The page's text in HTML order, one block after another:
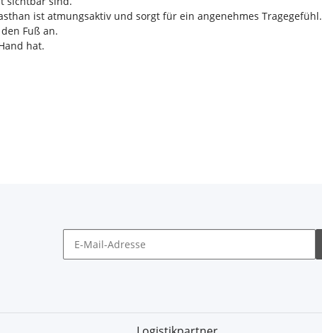
ist atmungsaktiv und sorgt für ein angenehmes Tragegefühl.
Fuß an.
hat.